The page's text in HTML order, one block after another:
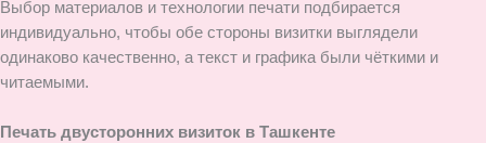
Выбор материалов и технологии печати подбирается
индивидуально, чтобы обе стороны визитки выглядели
одинаково качественно, а текст и графика были чёткими и
читаемыми.
Печать двусторонних визиток в Ташкенте